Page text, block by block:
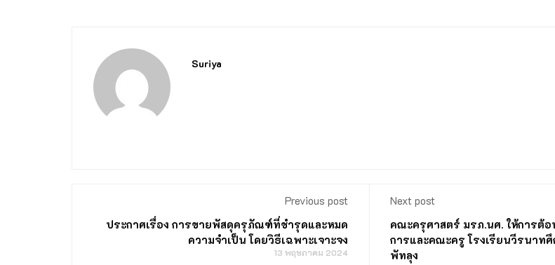
Suriya
Previous post
ประกาศเรื่อง การขายพัสดุครุภัณฑ์ที่ชำรุดและหมด
ความจำเป็น โดยวิธีเฉพาะเจาะจง
13 พฤษภาคม 2024
Next post
คณะครุศาสตร์ มรภ.นศ. ให้การต้
การและคณะครู โรงเรียนวีรนาท
พัทลุง